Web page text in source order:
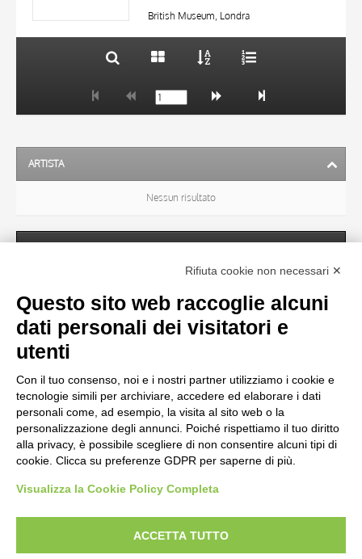
British Museum, Londra
ARTISTA
Nessun risultato
OGGETTO
LOCALIZZAZIONE
Nessun risultato
CRONOLOGIA
diritto d’autore, legge 22 aprile 1941 n. 633. I diritti degli autori, degli artisti e
Rifiuta cookie non necessari ✕
Questo sito web raccoglie alcuni
dati personali dei visitatori e
utenti
Con il tuo consenso, noi e i nostri partner utilizziamo i cookie e
tecnologie simili per archiviare, accedere ed elaborare i dati
personali come, ad esempio, la visita al sito web o la
personalizzazione degli annunci. Poiché rispettiamo il tuo diritto
alla privacy, è possibile scegliere di non consentire alcuni tipi di
cookie. Clicca su preferenze GDPR per saperne di più.
Visualizza la Cookie Policy Completa
ACCETTA TUTTO